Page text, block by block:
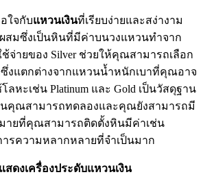
ใจกับแหวนเงินที่เรียบง่ายและสง่างาม
มซึ่งเป็นหินที่มีค่าบนวงแหวนทำจาก
จ่ายของ Silver ช่วยให้คุณสามารถเลือก
งแตกต่างจากแหวนน้ำหนักเบาที่คุณอาจ
ลหะเช่น Platinum และ Gold เป็นวัสดุฐาน
นคุณสามารถทดลองและคุณยังสามารถมี
ายที่คุณสามารถติดตั้งหินมีค่าเช่น
รความหลากหลายที่จำเป็นมาก
ดงเครื่องประดับแหวนเงิน